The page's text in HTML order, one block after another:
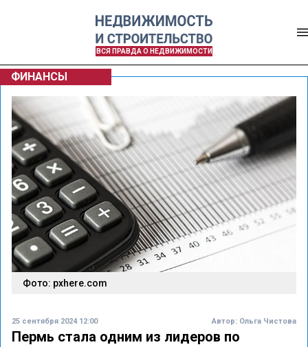
ВСЯ ПРАВДА О НЕДВИЖИМОСТИ
ФИНАНСЫ
Фото: pxhere.com
25 сентября 2024 12:00 Автор: Ольга Чистова
Пермь стала одним из лидеров по